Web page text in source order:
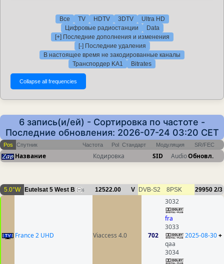
Все TV HDTV 3DTV
Ultra HD
Цифровые радиостанции
Data
[+] Последние дополнения и изменения
[-] Последние удаления
В настоящее время не закодированные каналы
Транспордер KA1
Bitrates
6 запись(и/ей) - Сортировка по частоте -
Последние обновления: 2026-07-24 03:20 CET
Pos Спутник Частота Pol Стандарт Модуляция SR/FEC
Название Кодировка SID AudioОбновл.
5.0°W Eutelsat 5 West B 6 12522.00 V DVB-S2 8PSK 29950 2/3
France 2 UHD Viaccess 4.0 702
3032
fra
3033
qaa
3034
2025-08-30+